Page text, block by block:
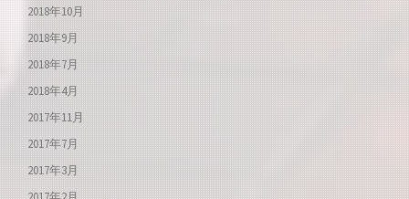
2018年10月
2018年9月
2018年7月
2018年4月
2017年11月
2017年7月
2017年3月